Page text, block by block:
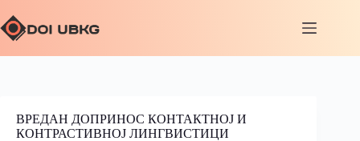
ВРЕДАН ДОПРИНОС КОНТАКТНОЈ И
КОНТРАСТИВНОЈ ЛИНГВИСТИЦИ